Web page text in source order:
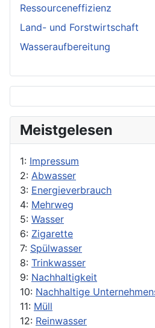
Ressourceneffizienz
Land- und Forstwirtschaft
Wasseraufbereitung
Meistgelesen
1: Impressum
2: Abwasser
3: Energieverbrauch
4: Mehrweg
5: Wasser
6: Zigarette
7: Spülwasser
8: Trinkwasser
9: Nachhaltigkeit
10: Nachhaltige
11: Müll
12: Reinwasser